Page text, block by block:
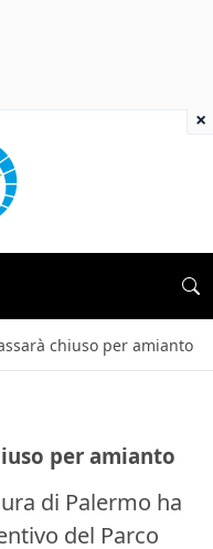
chiuso per amianto
per amianto
di Palermo ha
del Parco
×